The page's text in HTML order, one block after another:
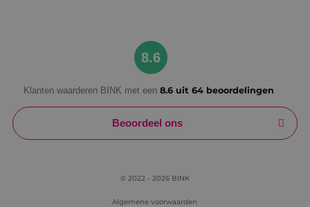
8.6
Klanten waarderen BINK met een 8.6 uit 64 beoordelingen
Beoordeel ons
© 2022 - 2026 BINK
Algemene voorwaarden
weken